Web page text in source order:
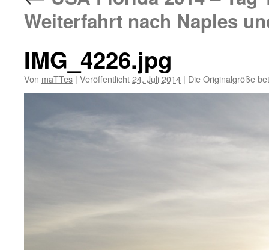
Weiterfahrt nach Naples
IMG_4226.jpg
Von maTTes | Veröffentlicht24. Juli 2014 | Die Originalgröße